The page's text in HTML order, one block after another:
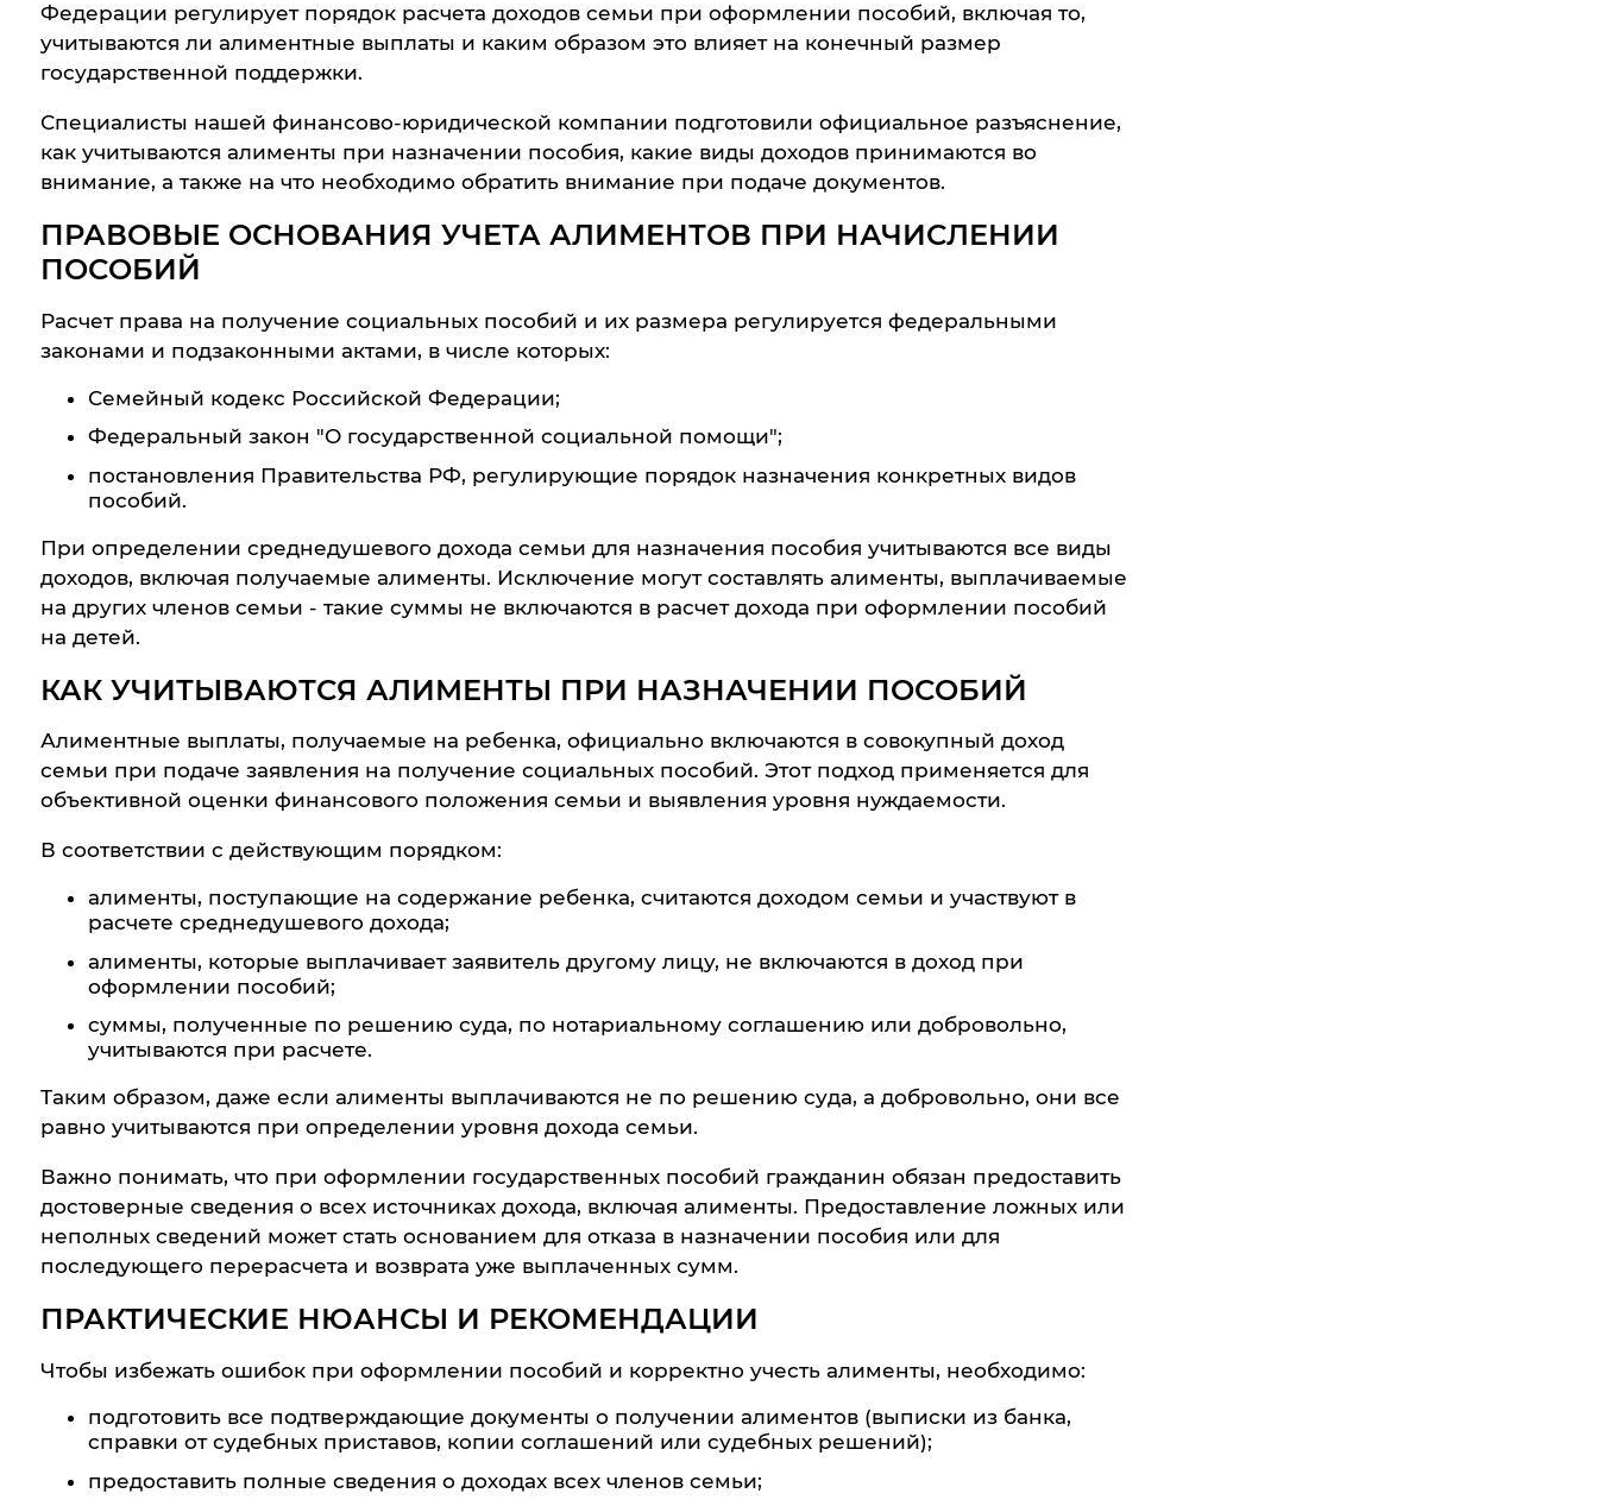
Федерации регулирует порядок расчета доходов семьи при оформлении пособий, включая то,
учитываются ли алиментные выплаты и каким образом это влияет на конечный размер
государственной поддержки.
Специалисты нашей финансово-юридической компании подготовили официальное разъяснение,
как учитываются алименты при назначении пособия, какие виды доходов принимаются во
внимание, а также на что необходимо обратить внимание при подаче документов.
ПРАВОВЫЕ ОСНОВАНИЯ УЧЕТА АЛИМЕНТОВ ПРИ НАЧИСЛЕНИИ
ПОСОБИЙ
Расчет права на получение социальных пособий и их размера регулируется федеральными
законами и подзаконными актами, в числе которых:
Семейный кодекс Российской Федерации;
Федеральный закон "О государственной социальной помощи";
постановления Правительства РФ, регулирующие порядок назначения конкретных видов
пособий.
При определении среднедушевого дохода семьи для назначения пособия учитываются все виды
доходов, включая получаемые алименты. Исключение могут составлять алименты, выплачиваемые
на других членов семьи - такие суммы не включаются в расчет дохода при оформлении пособий
на детей.
КАК УЧИТЫВАЮТСЯ АЛИМЕНТЫ ПРИ НАЗНАЧЕНИИ ПОСОБИЙ
Алиментные выплаты, получаемые на ребенка, официально включаются в совокупный доход
семьи при подаче заявления на получение социальных пособий. Этот подход применяется для
объективной оценки финансового положения семьи и выявления уровня нуждаемости.
В соответствии с действующим порядком:
алименты, поступающие на содержание ребенка, считаются доходом семьи и участвуют в
расчете среднедушевого дохода;
алименты, которые выплачивает заявитель другому лицу, не включаются в доход при
оформлении пособий;
суммы, полученные по решению суда, по нотариальному соглашению или добровольно,
учитываются при расчете.
Таким образом, даже если алименты выплачиваются не по решению суда, а добровольно, они все
равно учитываются при определении уровня дохода семьи.
Важно понимать, что при оформлении государственных пособий гражданин обязан предоставить
достоверные сведения о всех источниках дохода, включая алименты. Предоставление ложных или
неполных сведений может стать основанием для отказа в назначении пособия или для
последующего перерасчета и возврата уже выплаченных сумм.
ПРАКТИЧЕСКИЕ НЮАНСЫ И РЕКОМЕНДАЦИИ
Чтобы избежать ошибок при оформлении пособий и корректно учесть алименты, необходимо:
подготовить все подтверждающие документы о получении алиментов (выписки из банка,
справки от судебных приставов, копии соглашений или судебных решений);
предоставить полные сведения о доходах всех членов семьи;